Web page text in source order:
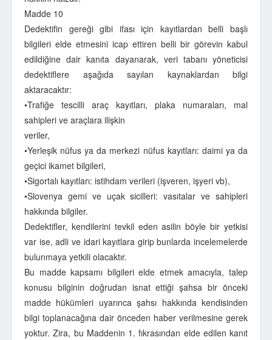
Madde 10
Dedektifin gereği gibi ifası için kayıtlardan belli başlı
bilgileri elde etmesini icap ettiren belli bir görevin kabul
edildiğine dair kanıta dayanarak, veri tabanı yöneticisi
dedektiflere aşağıda sayılan kaynaklardan bilgi
aktaracaktır:
•Trafiğe tescilli araç kayıtları, plaka numaraları, mal
sahipleri ve araçlara ilişkin
veriler,
•Yerleşik nüfus ya da merkezi nüfus kayıtları: daimi ya da
geçici ikamet bilgileri,
•Sigortalı kayıtları: istihdam verileri (işveren, işyeri vb),
•Slovenya gemi ve uçak sicilleri: vasıtalar ve sahipleri
hakkında bilgiler.
Dedektifler, kendilerini tevkil eden asilin böyle bir yetkisi
var ise, adli ve idari kayıtlara girip bunlarda incelemelerde
bulunmaya yetkili olacaktır.
Bu madde kapsamı bilgileri elde etmek amacıyla, talep
konusu bilginin doğrudan isnat ettiği şahsa bir önceki
madde hükümleri uyarınca şahsı hakkında kendisinden
bilgi toplanacağına dair önceden haber verilmesine gerek
yoktur. Zira, bu Maddenin 1. fıkrasından elde edilen kanıt